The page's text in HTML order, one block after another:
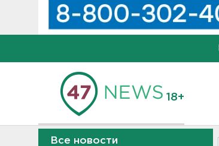
18+
Все новости